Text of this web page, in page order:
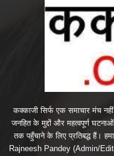
कक्काजी सिर्फ एक समाचार मंच
जनहित के मुद्दों और महत्वपूर्ण
तक पहुँचाने के लिए प्रतिबद्ध हैं।
Rajneesh Pandey (Admin/